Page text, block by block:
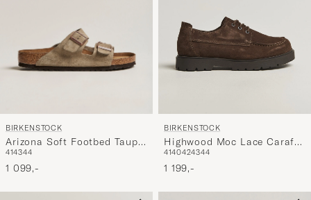
BIRKENSTOCK
Arizona Soft Footbed Taupe
Suede
414344
1 099,-
BIRKENSTOCK
Highwood Moc Lace Carafe
Suede
4140424344
1 199,-